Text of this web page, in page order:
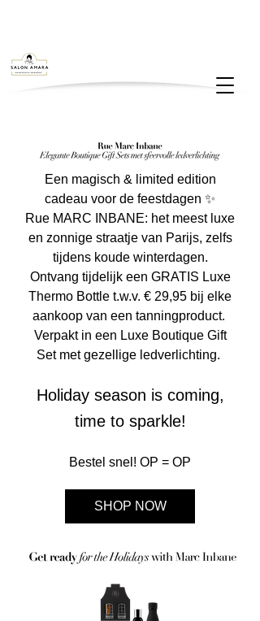
Een magisch & limited edition
cadeau voor de feestdagen ✨
Rue MARC INBANE: het meest luxe
en zonnige straatje van Parijs, zelfs
tijdens koude winterdagen.
Ontvang tijdelijk een GRATIS Luxe
Thermo Bottle t.w.v. € 29,95 bij elke
aankoop van een tanningproduct.
Verpakt in een Luxe Boutique Gift
Set met gezellige ledverlichting.
Holiday season is coming,
time to sparkle!
Bestel snel! OP = OP
SHOP NOW